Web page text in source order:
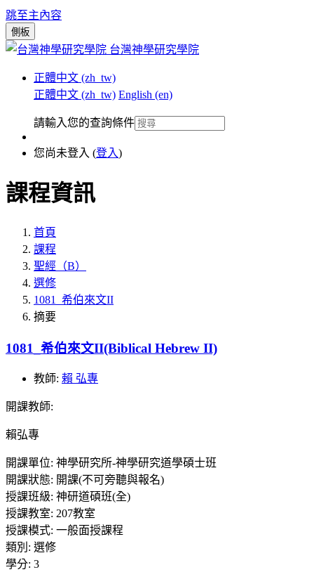
跳至主內容
側板
台灣神學研究學院
正體中文 ‎(zh_tw)‎
正體中文 ‎(zh_tw)‎ English ‎(en)‎
請輸入您的查詢條件
您尚未登入 (登入)
課程資訊
首頁
課程
聖經（B）
選修
1081_希伯來文II
摘要
1081_希伯來文II(Biblical Hebrew II)
教師: 賴 弘專
開課教師:
賴弘專
開課單位: 神學研究所-神學研究道學碩士班
開課狀態: 開課(不可旁聽與報名)
授課班級: 神研道碩班(全)
授課教室: 207教室
授課模式: 一般面授課程
類別 : 選修
學分: 3